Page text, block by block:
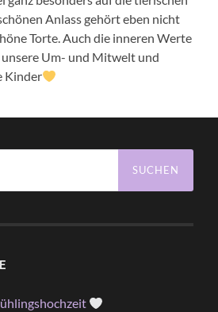
Anlass gehört eben nicht
Torte. Auch die inneren Werte
Um- und Mitwelt und
Kinder